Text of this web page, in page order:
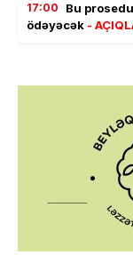
17:00
Bu
ödəyəcək -